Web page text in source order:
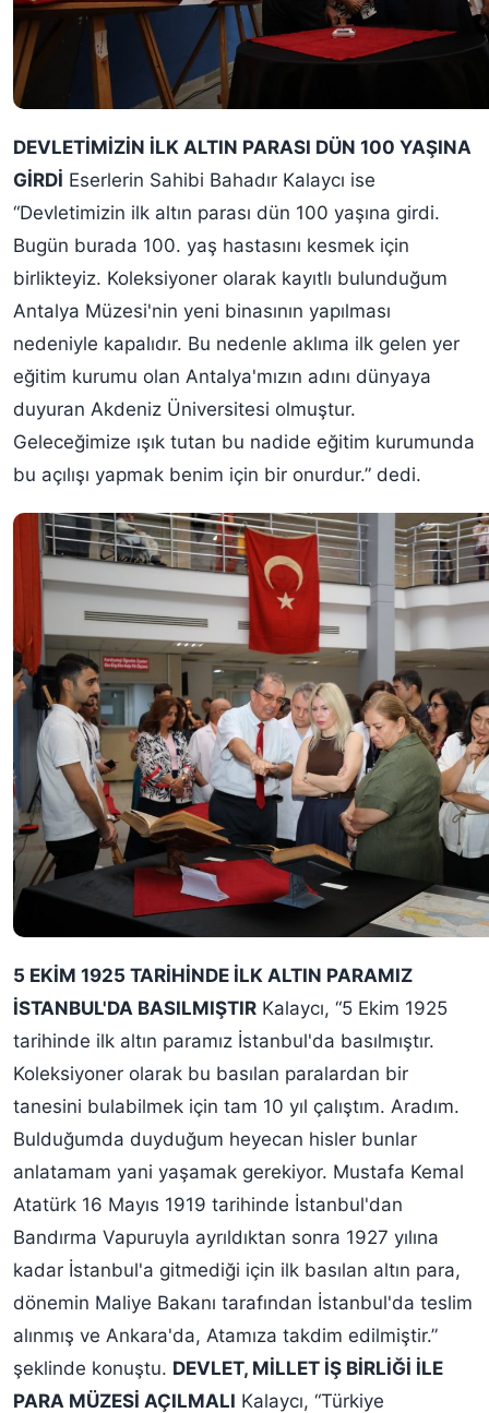
DEVLETİMİZİN İLK ALTIN PARASI DÜN 100 YAŞINA
GİRDİ Eserlerin Sahibi Bahadır Kalaycı ise
“Devletimizin ilk altın parası dün 100 yaşına girdi.
Bugün burada 100. yaş hastasını kesmek için
birlikteyiz. Koleksiyoner olarak kayıtlı bulunduğum
Antalya Müzesi'nin yeni binasının yapılması
nedeniyle kapalıdır. Bu nedenle aklıma ilk gelen yer
eğitim kurumu olan Antalya'mızın adını dünyaya
duyuran Akdeniz Üniversitesi olmuştur.
Geleceğimize ışık tutan bu nadide eğitim kurumunda
bu açılışı yapmak benim için bir onurdur.” dedi.
5 EKİM 1925 TARİHİNDE İLK ALTIN PARAMIZ
İSTANBUL'DA BASILMIŞTIR Kalaycı, “5 Ekim 1925
tarihinde ilk altın paramız İstanbul'da basılmıştır.
Koleksiyoner olarak bu basılan paralardan bir
tanesini bulabilmek için tam 10 yıl çalıştım. Aradım.
Bulduğumda duyduğum heyecan hisler bunlar
anlatamam yani yaşamak gerekiyor. Mustafa Kemal
Atatürk 16 Mayıs 1919 tarihinde İstanbul'dan
Bandırma Vapuruyla ayrıldıktan sonra 1927 yılına
kadar İstanbul'a gitmediği için ilk basılan altın para,
dönemin Maliye Bakanı tarafından İstanbul'da teslim
alınmış ve Ankara'da, Atamıza takdim edilmiştir.”
şeklinde konuştu. DEVLET, MİLLET İŞ BİRLİĞİ İLE
PARA MÜZESİ AÇILMALI Kalaycı, “Türkiye